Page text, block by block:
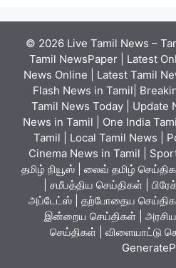
© 2026 Live Tamil News –
Tamil NewsPaper | Latest
News Online | Latest Tamil
Flash News in Tamil|
Tamil News Today | Update
News in Tamil | One India
Tamil | Local Tamil News |
Cinema News in Tamil |
தமிழ் நியூஸ் | லைவ் தமிழ்
| சமீபத்திய செய்திகள் |
அப்டேட்ஸ் | தற்போதைய
இன்றைய செய்திகள் |
செய்திகள் | விளையாட்டு